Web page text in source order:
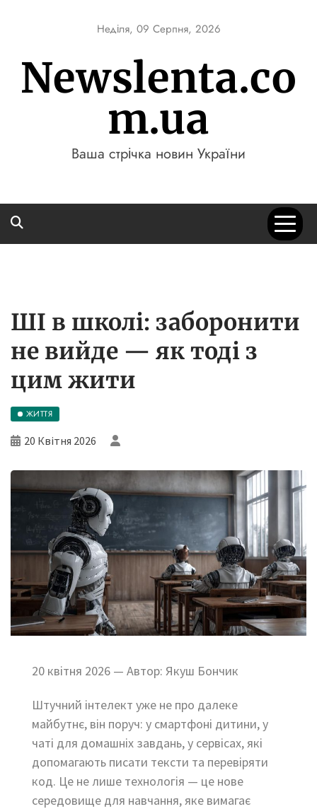
Неділя, 09 Серпня, 2026
Newslenta.co
m.ua
Ваша стрічка новин України
ШІ в школі: заборонити
не вийде — як тоді з
цим жити
ЖИТТЯ
20 Квітня 2026
20 квітня 2026 — Автор: Якуш Бончик
Штучний інтелект уже не про далеке
майбутнє, він поруч: у смартфоні дитини, у
чаті для домашніх завдань, у сервісах, які
допомагають писати тексти та перевіряти
код. Це не лише технологія — це нове
середовище для навчання, яке вимагає